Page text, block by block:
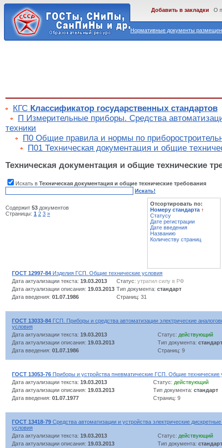
Нормативные документы
Добавить в закладки О
КГС Классификатор государственных стандартов
П Измерительные приборы. Средства
техники
П0 Общие правила и нормы по
П01 Техническая документация и общие
Техническая документация и общие технические
Искать в Техническая документация и общие технические требования
Искать!
Содержит 53 документов
Страницы: 1 2 3 »
Отсортировать по:
Номеру стандарта ↑
Статусу
Дате регистрации
Дате введения
Названию
Количеству страниц
ГОСТ 12997-84 Изделия ГСП. Общие технические условия
Дата актуализации текста: 19.03.2013 Статус: утратил силу в РФ
Дата актуализации описания: 19.03.2013 Тип документа: стандарт
Дата введения: 01.07.1986 Страниц: 31
ГОСТ 13033-84 ГСП. Приборы и средства автоматизации электрические
условия
Дата актуализации текста: 19.03.2013 Статус: действующий
Дата актуализации описания: 19.03.2013 Тип документа: стандарт
Дата введения: 01.07.1986 Страниц: 9
ГОСТ 13053-76 Приборы и устройства пневматические ГСП. Общие технические
Дата актуализации текста: 19.03.2013 Статус: действующий
Дата актуализации описания: 19.03.2013 Тип документа: стандарт
Дата введения: 01.07.1977 Страниц: 9
ГОСТ 13418-79 Средства автоматизации и устройства электрические
условия
Дата актуализации текста: 19.03.2013 Статус: действующий
Дата актуализации описания: 19.03.2013 Тип документа: стандарт